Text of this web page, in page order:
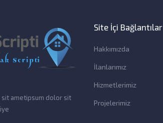
sit ametipsum dolor sit
Site İçi Bağlantılar
Hakkımızda
İlanlarımız
Hizmetlerimiz
Projelerimiz